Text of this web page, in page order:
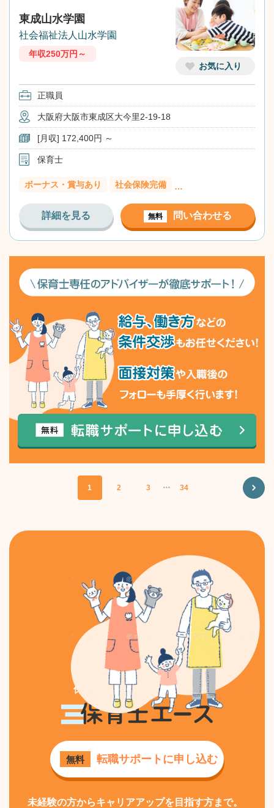
お気に入り
東成山水学園
社会福祉法人山水学園
年収250万円～
正職員
大阪府大阪市東成区大今里2-19-18
[月収] 172,400円 ～
保育士
ボーナス・賞与あり 社会保険完備 …
詳細を見る 無料 問い合わせる
1 2 3 ・・・ 34
保育士専門の求人・転職なら
無料 転職サポートに申し込む
未経験の方からキャリアアップを目指す方まで。